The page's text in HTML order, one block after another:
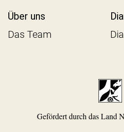
Über uns
Das Team
Gefördert durch das Land